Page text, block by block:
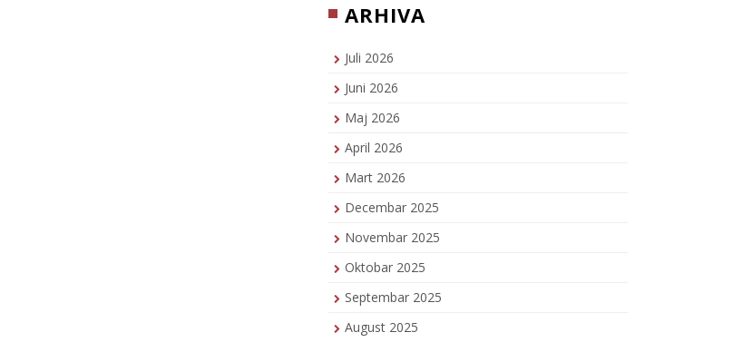
ARHIVA
Juli 2026
Juni 2026
Maj 2026
April 2026
Mart 2026
Decembar 2025
Novembar 2025
Oktobar 2025
Septembar 2025
August 2025